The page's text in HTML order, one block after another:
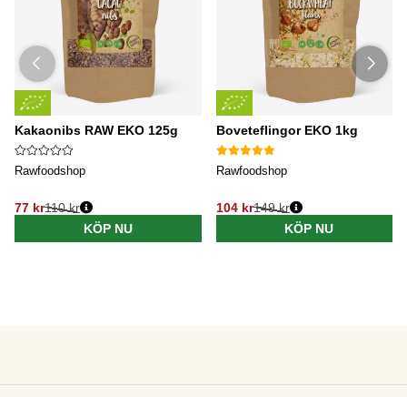
Kakaonibs RAW EKO 125g
Rawfoodshop
77 kr110 kr
KÖP NU
Boveteflingor EKO 1kg
Rawfoodshop
104 kr149 kr
KÖP NU